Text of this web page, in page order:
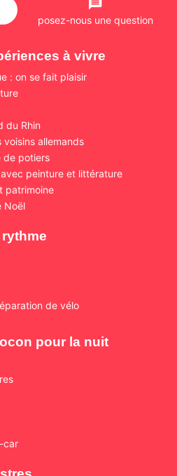
posez-nous une question
à vivre
: on se fait plaisir
du Rhin
voisins allemands
de potiers
peinture et littérature
patrimoine
Noël
de vélo
pour la nuit
car